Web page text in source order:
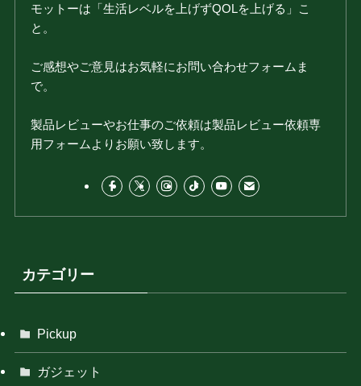
モットーは「生活レベルを上げずQOLを上げる」こ
と。
ご感想やご意見はお気軽にお問い合わせフォームま
で。
製品レビューやお仕事のご依頼は製品レビュー依頼専
用フォームよりお願い致します。
カテゴリー
Pickup
ガジェット